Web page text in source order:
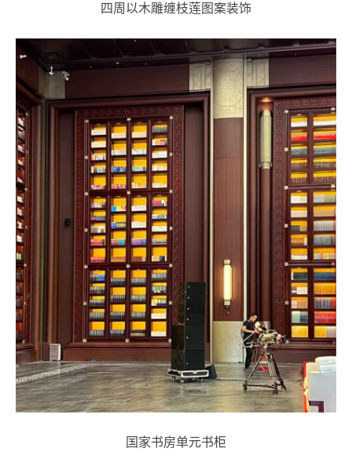
四周以木雕缠枝莲图案装饰
国家书房单元书柜